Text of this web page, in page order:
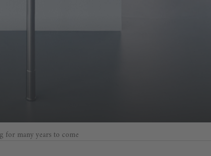
for many years to come.